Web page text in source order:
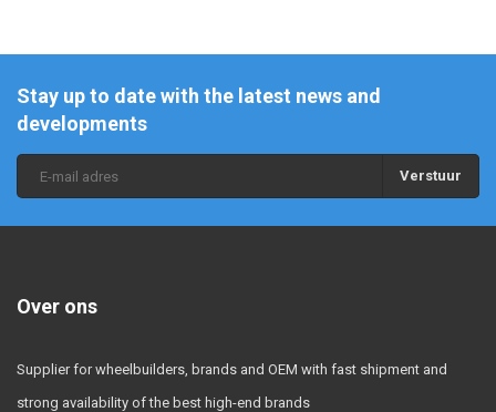
Stay up to date with the latest news and
developments
Verstuur
Over ons
Supplier for wheelbuilders, brands and OEM with fast shipment and
strong availability of the best high-end brands